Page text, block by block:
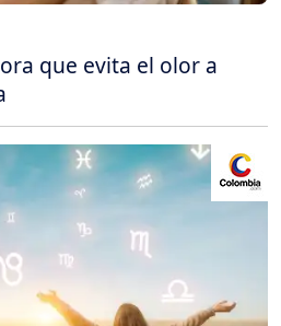
que evita el olor a